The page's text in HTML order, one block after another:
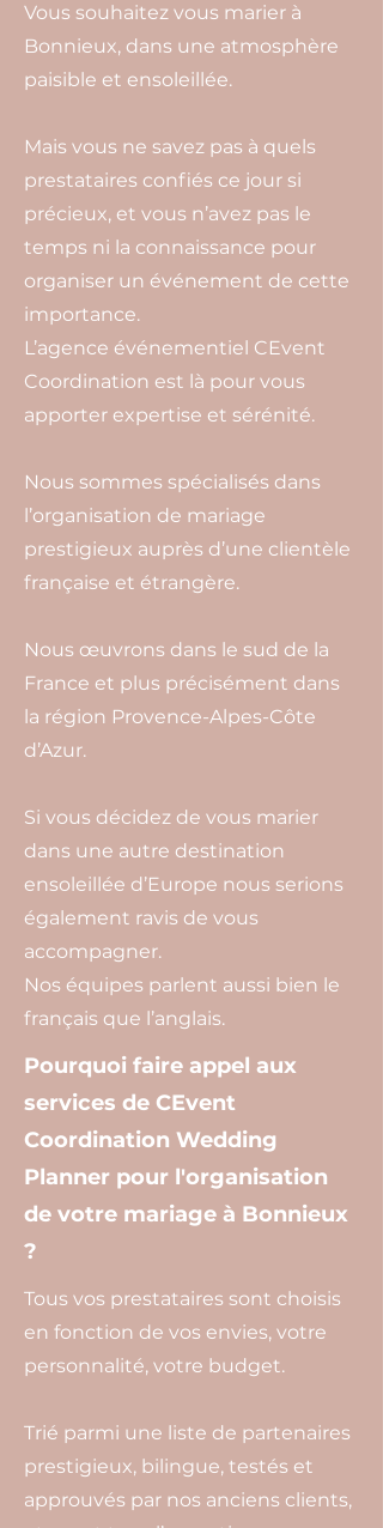
Vous souhaitez vous marier à
Bonnieux, dans une atmosphère
paisible et ensoleillée.
Mais vous ne savez pas à quels
prestataires confiés ce jour si
précieux, et vous n’avez pas le
temps ni la connaissance pour
organiser un événement de cette
importance.
L’agence événementiel CEvent
Coordination est là pour vous
apporter expertise et sérénité.
Nous sommes spécialisés dans
l’organisation de mariage
prestigieux auprès d’une clientèle
française et étrangère.
Nous œuvrons dans le sud de la
France et plus précisément dans
la région Provence-Alpes-Côte
d’Azur.
Si vous décidez de vous marier
dans une autre destination
ensoleillée d’Europe nous serions
également ravis de vous
accompagner.
Nos équipes parlent aussi bien le
français que l’anglais.
Pourquoi faire appel aux
services de CEvent
Coordination Wedding
Planner pour l'organisation
de votre mariage à Bonnieux
?
Tous vos prestataires sont choisis
en fonction de vos envies, votre
personnalité, votre budget.
Trié parmi une liste de partenaires
prestigieux, bilingue, testés et
approuvés par nos anciens clients,